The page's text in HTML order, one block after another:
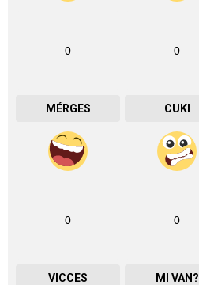
0
MÉRGES
0
CUKI
0
VICCES
0
MI VAN?